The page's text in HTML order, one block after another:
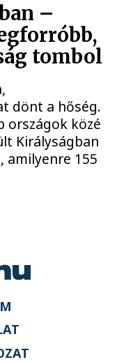
–
tombol
dönt a hőség.
országok közé
Királyságban
amilyenre 155